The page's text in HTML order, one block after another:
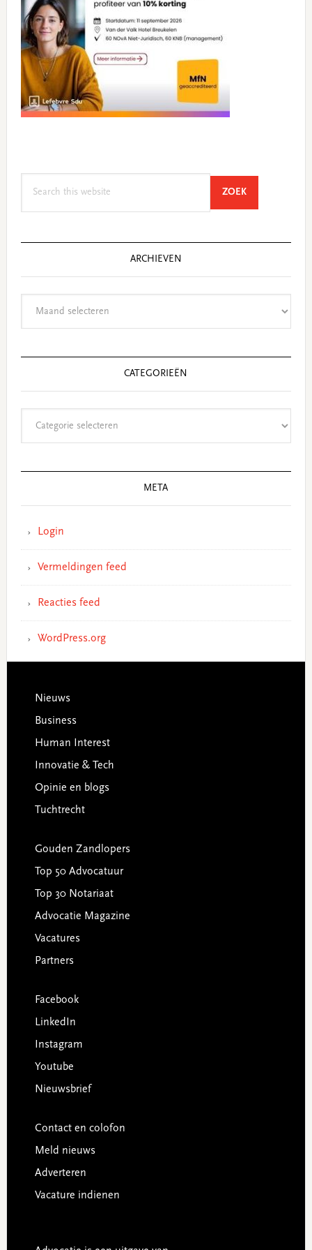
ZOEKSEARCH
ARCHIEVEN
CATEGORIEËN
META
Login
Vermeldingen feed
Reacties feed
WordPress.org
Footer
Nieuws
Business
Human Interest
Innovatie & Tech
Opinie en blogs
Tuchtrecht
Gouden Zandlopers
Top 50 Advocatuur
Top 30 Notariaat
Advocatie Magazine
Vacatures
Partners
Facebook
LinkedIn
Instagram
Youtube
Nieuwsbrief
Contact en colofon
Meld nieuws
Adverteren
Vacature indienen